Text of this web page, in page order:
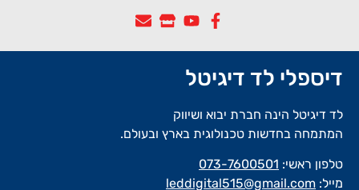
דיספלי לד דיגיטל
לד דיגיטל הינה חברת יבוא ושיווק
המתמחה בחדשות טכנולוגית בארץ ובעולם.
טלפון ראשי: 073-7600501
מייל: leddigital515@gmail.com